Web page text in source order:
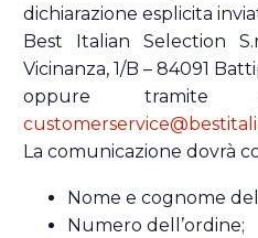
dichiarazione esplicita
Best Italian Selection
Vicinanza, 1/B – 84091
oppure tramite e-
La comunicazione dovrà
Nome e cognome
Numero dell’ordine;